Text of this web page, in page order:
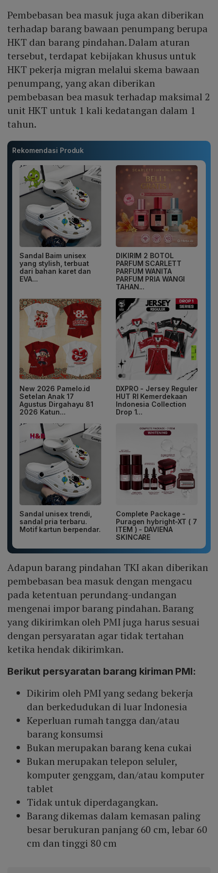
Pembebasan bea masuk juga akan diberikan
terhadap barang bawaan penumpang berupa
HKT dan barang pindahan. Dalam aturan
tersebut, terdapat kebijakan khusus untuk
HKT pekerja migran melalui skema bawaan
penumpang, yang akan diberikan
pembebasan bea masuk terhadap maksimal 2
unit HKT untuk 1 kali kedatangan dalam 1
tahun.
Rekomendasi Produk
Sandal Baim unisex
yang stylish, terbuat
dari bahan karet dan
EVA...
DIKIRIM 2 BOTOL
PARFUM SCARLETT
PARFUM WANITA
PARFUM PRIA WANGI
TAHAN...
New 2026 Pamelo.id
Setelan Anak 17
Agustus Dirgahayu 81
2026 Katun...
DXPRO - Jersey Reguler
HUT RI Kemerdekaan
Indonesia Collection
Drop 1...
Sandal unisex trendi,
sandal pria terbaru.
Motif kartun berpendar.
Complete Package -
Puragen hybright-XT ( 7
ITEM ) - DAVIENA
SKINCARE
Adapun barang pindahan TKI akan diberikan
pembebasan bea masuk dengan mengacu
pada ketentuan perundang-undangan
mengenai impor barang pindahan. Barang
yang dikirimkan oleh PMI juga harus sesuai
dengan persyaratan agar tidak tertahan
ketika hendak dikirimkan.
Berikut persyaratan barang kiriman PMI:
Dikirim oleh PMI yang sedang bekerja
dan berkedudukan di luar Indonesia
Keperluan rumah tangga dan/atau
barang konsumsi
Bukan merupakan barang kena cukai
Bukan merupakan telepon seluler,
komputer genggam, dan/atau komputer
tablet
Tidak untuk diperdagangkan.
Barang dikemas dalam kemasan paling
besar berukuran panjang 60 cm, lebar 60
cm dan tinggi 80 cm